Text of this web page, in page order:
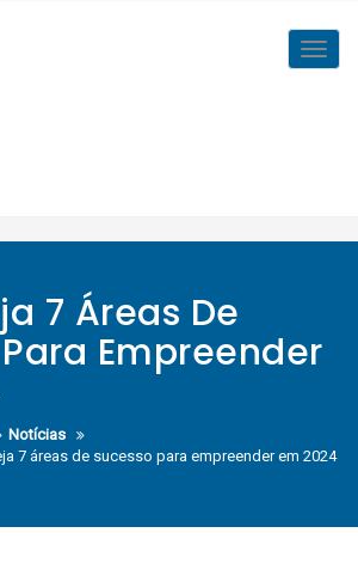
7 Áreas De
Empreender
Notícias
7 áreas de sucesso para empreender em 2024